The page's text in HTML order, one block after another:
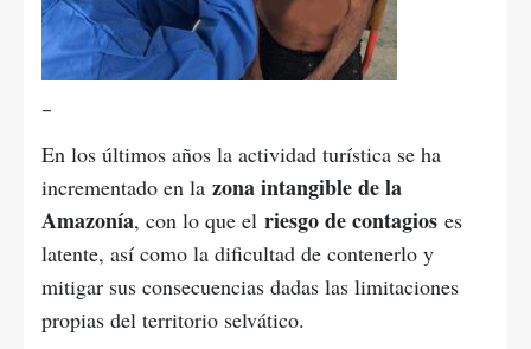
–
En los últimos años la actividad turística se ha
incrementado en la zona intangible de la
Amazonía, con lo que el riesgo de contagios es
latente, así como la dificultad de contenerlo y
mitigar sus consecuencias dadas las limitaciones
propias del territorio selvático.